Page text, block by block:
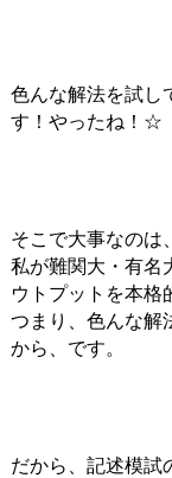
色んな解法を試し
す！やったね！☆
そこで大事なのは
私が難関大・有名
ウトプットを本格
つまり、色んな解
から、です。
だから、記述模試